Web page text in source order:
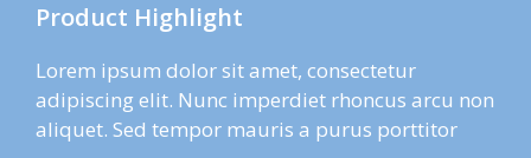
Product Highlight
Lorem ipsum dolor sit amet, consectetur
adipiscing elit. Nunc imperdiet rhoncus arcu non
aliquet. Sed tempor mauris a purus porttitor